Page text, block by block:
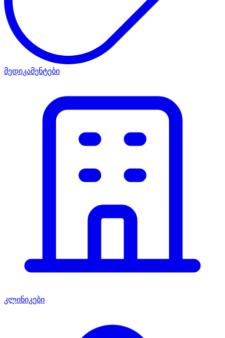
მედიკამენტები
კლინიკები